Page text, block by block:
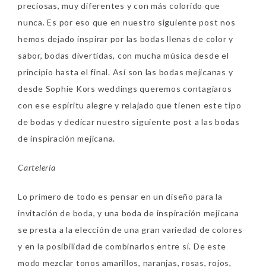
preciosas, muy diferentes y con más colorido que
nunca. Es por eso que en nuestro siguiente post nos
hemos dejado inspirar por las bodas llenas de color y
sabor, bodas divertidas, con mucha música desde el
principio hasta el final. Así son las bodas mejicanas y
desde Sophie Kors weddings queremos contagiaros
con ese espíritu alegre y relajado que tienen este tipo
de bodas y dedicar nuestro siguiente post a las bodas
de inspiración mejicana.
Cartelería
Lo primero de todo es pensar en un diseño para la
invitación de boda, y una boda de inspiración mejicana
se presta a la elección de una gran variedad de colores
y en la posibilidad de combinarlos entre sí. De este
modo mezclar tonos amarillos, naranjas, rosas, rojos,